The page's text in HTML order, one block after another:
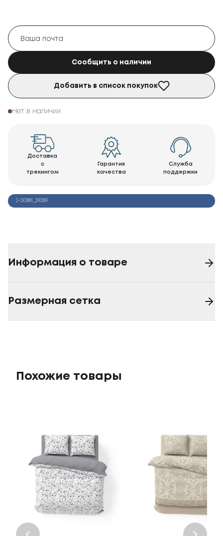
Сообщить о наличии
Добавить в список покупок
Нет в наличии
Доставка
с
трекингом
Гарантия
качества
Служба
поддержки
2-00881_29089
Информация о товаре
Размерная сетка
Похожие товары